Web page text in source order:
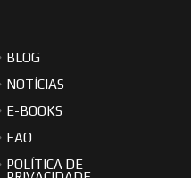
BLOG
NOTÍCIAS
E-BOOKS
FAQ
POLÍTICA DE